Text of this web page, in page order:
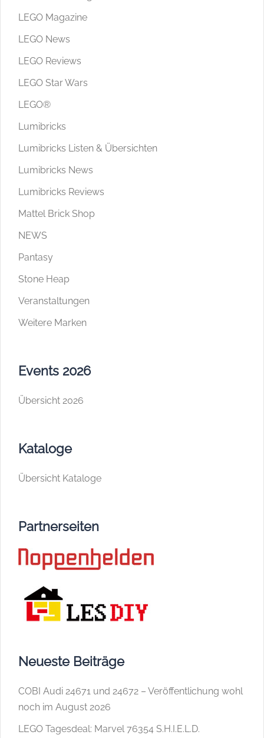
LEGO Magazine
LEGO News
LEGO Reviews
LEGO Star Wars
LEGO®
Lumibricks
Lumibricks Listen & Übersichten
Lumibricks News
Lumibricks Reviews
Mattel Brick Shop
NEWS
Pantasy
Stone Heap
Veranstaltungen
Weitere Marken
Events 2026
Übersicht 2026
Kataloge
Übersicht Kataloge
Partnerseiten
Neueste Beiträge
COBI Audi 24671 und 24672 – Veröffentlichung wohl
noch im August 2026
LEGO Tagesdeal: Marvel 76354 S.H.I.E.L.D.